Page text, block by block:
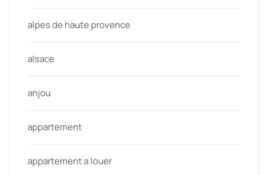
alpes de haute provence
alsace
anjou
appartement
appartement a louer